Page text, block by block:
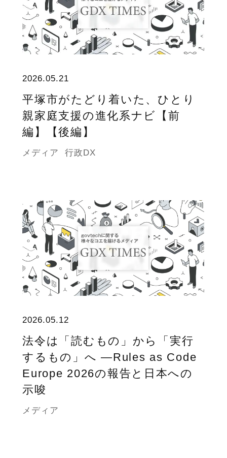
2026.05.21
平塚市がたどり着いた、ひとり
親家庭支援の進化系ナビ【前
編】【後編】
メディア 行政DX
2026.05.12
法令は「読むもの」から「実行
するもの」へ ―Rules as Code
Europe 2026の報告と日本への
示唆
メディア